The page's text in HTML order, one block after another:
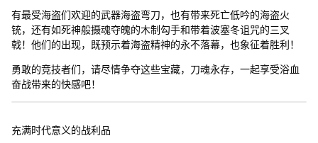
有最受海盗们欢迎的武器海盗弯刀，也有带来死亡低吟的海盗火
铳，还有如死神般摄魂夺魄的木制勾手和带着波塞冬诅咒的三叉
戟！他们的出现，既预示着海盗精神的永不落幕，也象征着胜利！
勇敢的竞技者们，请尽情争夺这些宝藏，刀魂永存，一起享受浴血
奋战带来的快感吧！
充满时代意义的战利品